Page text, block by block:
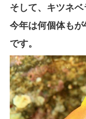
そして、キツネベ
今年は何個体も
です。